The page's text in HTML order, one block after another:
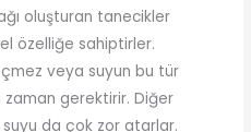
oluşturan tanecikler
özelliğe sahiptirler.
veya suyun bu tür
gerektirir. Diğer
da çok zor atarlar.